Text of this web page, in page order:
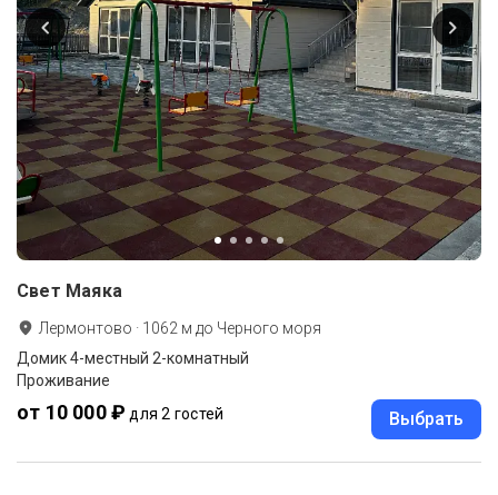
Свет Маяка
Лермонтово · 1062 м до Черного моря
Домик 4-местный 2-комнатный
Проживание
от 10 000 ₽ для 2 гостей Выбрать